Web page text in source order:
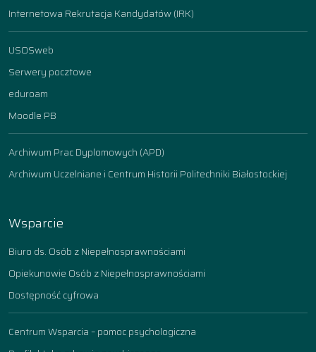
Internetowa Rekrutacja Kandydatów (IRK)
USOSweb
Serwery pocztowe
eduroam
Moodle PB
Archiwum Prac Dyplomowych (APD)
Archiwum Uczelniane i Centrum Historii Politechniki Białostockiej
Wsparcie
Biuro ds. Osób z Niepełnosprawnościami
Opiekunowie Osób z Niepełnosprawnościami
Dostępność cyfrowa
Centrum Wsparcia – pomoc psychologiczna